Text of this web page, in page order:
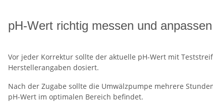
pH-Wert richtig messen und anpassen
Vor jeder Korrektur sollte der aktuelle pH-Wert mit
Herstellerangaben dosiert.
Nach der Zugabe sollte die Umwälzpumpe mehrere
pH-Wert im optimalen Bereich befindet.